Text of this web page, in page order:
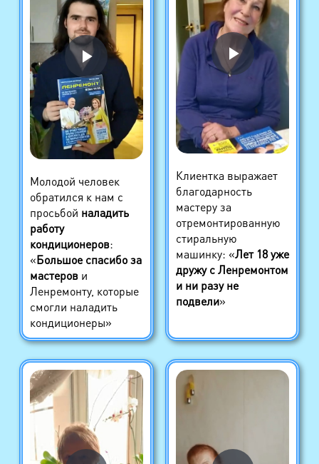
Молодой человек
обратился к нам с
просьбой наладить
работу
кондиционеров:
«Большое спасибо за
мастерови
Ленремонту, которые
смогли наладить
кондиционеры»
Клиентка выражает
благодарность
мастеру за
отремонтированную
стиральную
машинку: «Лет 18 уже
дружу с Ленремонтом
и ни разу не
подвели»